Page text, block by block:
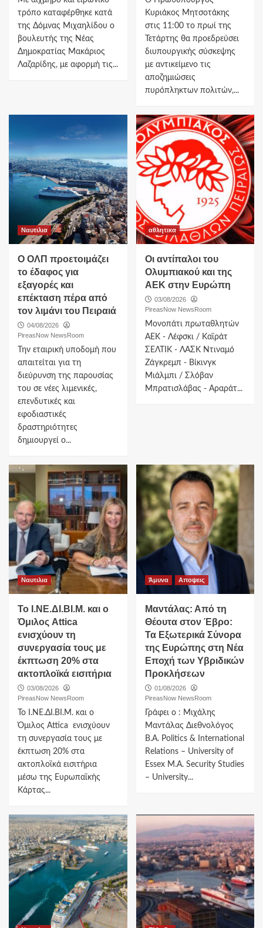
τρόπο καταφέρθηκε κατά
της Δόμνας Μιχαηλίδου ο
βουλευτής της Νέας
Δημοκρατίας Μακάριος
Λαζαρίδης, με αφορμή τις...
Κυριάκος Μητσοτάκης
στις 11:00 το πρωί της
Τετάρτης θα προεδρεύσει
διυπουργικής σύσκεψης
με αντικείμενο τις
αποζημιώσεις
πυρόπληκτων πολιτών,...
Ναυτιλια
O ΟΛΠ προετοιμάζει
το έδαφος για
εξαγορές και
επέκταση πέρα από
τον λιμάνι του Πειραιά
04/08/2026
PireasNow NewsRoom
Την εταιρική υποδομή που
απαιτείται για τη
διεύρυνση της παρουσίας
του σε νέες λιμενικές,
επενδυτικές και
εφοδιαστικές
δραστηριότητες
δημιουργεί ο...
αθλητικα
Οι αντίπαλοι του
Ολυμπιακού και της
ΑΕΚ στην Ευρώπη
03/08/2026
PireasNow NewsRoom
Μονοπάτι πρωταθλητών
ΑΕΚ - Λέφσκι / Καϊράτ
ΣΕΛΤΙΚ - ΛΑΣΚ Ντιναμό
Ζάγκρεμπ - Βίκινγκ
Μιάλμπι / Σλόβαν
Μπρατισλάβας - Αραράτ...
Ναυτιλια
Το Ι.ΝΕ.ΔΙ.ΒΙ.Μ. και o
Όμιλος Attica
ενισχύουν τη
συνεργασία τους με
έκπτωση 20% στα
ακτοπλοϊκά εισιτήρια
03/08/2026
PireasNow NewsRoom
Το Ι.ΝΕ.ΔΙ.ΒΙ.Μ. και o
Όμιλος Attica ενισχύουν
τη συνεργασία τους με
έκπτωση 20% στα
ακτοπλοϊκά εισιτήρια
μέσω της Ευρωπαϊκής
Κάρτας...
Άμυνα Αποψεις
Μαντάλας: Από τη
Θέουτα στον Έβρο:
Τα Εξωτερικά Σύνορα
της Ευρώπης στη Νέα
Εποχή των Υβριδικών
Προκλήσεων
01/08/2026
PireasNow NewsRoom
Γράφει ο : Μιχάλης
Μαντάλας Διεθνολόγος
B.A. Politics & International
Relations – University of
Essex M.A. Security Studies
– University...